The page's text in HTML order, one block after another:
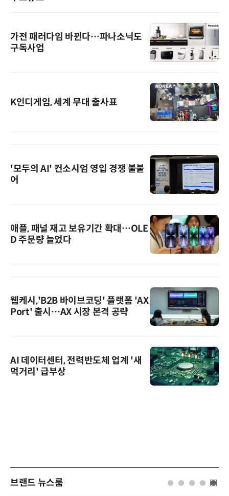
가전 패러다임 바뀐다…파나소닉도
구독사업
K인디게임, 세계 무대 출사표
'모두의 AI' 컨소시엄 영입 경쟁 불붙
어
애플, 패널 재고 보유기간 확대…OLE
D 주문량 늘었다
웹케시,'B2B 바이브코딩' 플랫폼 'AX
Port' 출시…AX 시장 본격 공략
AI 데이터센터, 전력반도체 업계 '새
먹거리' 급부상
브랜드 뉴스룸